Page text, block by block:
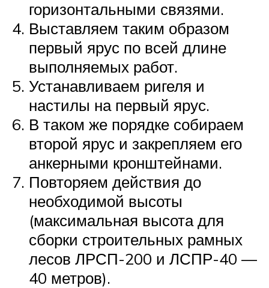
горизонтальными связями.
Выставляем таким образом
первый ярус по всей длине
выполняемых работ.
Устанавливаем ригеля и
настилы на первый ярус.
В таком же порядке собираем
второй ярус и закрепляем его
анкерными кронштейнами.
Повторяем действия до
необходимой высоты
(максимальная высота для
сборки строительных рамных
лесов ЛРСП-200 и ЛСПР-40 —
40 метров).